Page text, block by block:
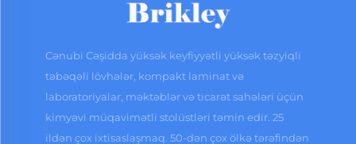
Cənubi Cəşidda yüksək keyfiyyətli yüksək təzyiqli
təbəqəli lövhələr, kompakt laminat və
laboratoriyalar, məktəblər və ticarət sahələri üçün
kimyəvi müqavimətli stolüstləri təmin edir. 25
ildən çox ixtisaslaşmaq. 50-dən çox ölkə tərəfindən